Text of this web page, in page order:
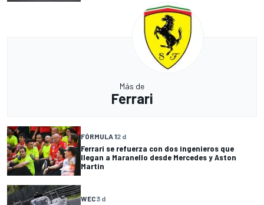
Más de
Ferrari
FÓRMULA 12 d
Ferrari se refuerza con dos ingenieros que
llegan a Maranello desde Mercedes y Aston
Martin
WEC3 d